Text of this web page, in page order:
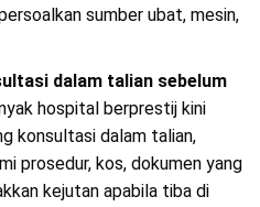
sumber ubat, mesin,
dalam talian sebelum
hospital berprestij kini
konsultasi dalam talian,
prosedur, kos, dokumen yang
kejutan apabila tiba di